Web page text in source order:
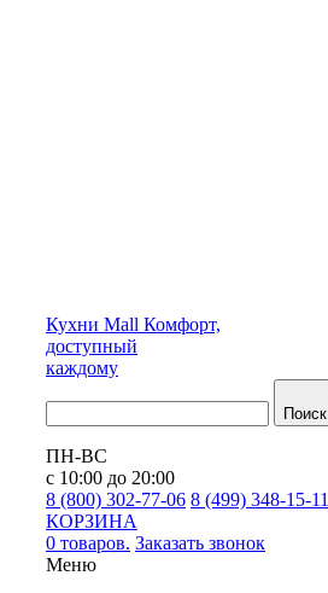
Кухни Mall Комфорт,
доступный
каждому
Поиск
ПН-ВС
с 10:00 до 20:00
8 (800) 302-77-06 8 (499) 348-15-11
КОРЗИНА
0 товаров. Заказать звонок
Меню